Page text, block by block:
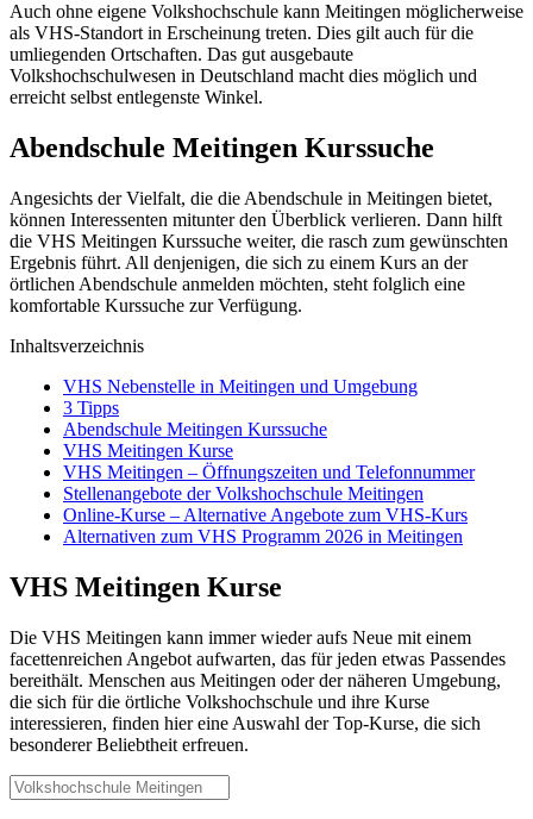
Auch ohne eigene Volkshochschule kann Meitingen möglicherweise
als VHS-Standort in Erscheinung treten. Dies gilt auch für die
umliegenden Ortschaften. Das gut ausgebaute
Volkshochschulwesen in Deutschland macht dies möglich und
erreicht selbst entlegenste Winkel.
Abendschule Meitingen Kurssuche
Angesichts der Vielfalt, die die Abendschule in Meitingen bietet,
können Interessenten mitunter den Überblick verlieren. Dann hilft
die VHS Meitingen Kurssuche weiter, die rasch zum gewünschten
Ergebnis führt. All denjenigen, die sich zu einem Kurs an der
örtlichen Abendschule anmelden möchten, steht folglich eine
komfortable Kurssuche zur Verfügung.
Inhaltsverzeichnis
VHS Nebenstelle in Meitingen und Umgebung
3 Tipps
Abendschule Meitingen Kurssuche
VHS Meitingen Kurse
VHS Meitingen – Öffnungszeiten und Telefonnummer
Stellenangebote der Volkshochschule Meitingen
Online-Kurse – Alternative Angebote zum VHS-Kurs
Alternativen zum VHS Programm 2026 in Meitingen
VHS Meitingen Kurse
Die VHS Meitingen kann immer wieder aufs Neue mit einem
facettenreichen Angebot aufwarten, das für jeden etwas Passendes
bereithält. Menschen aus Meitingen oder der näheren Umgebung,
die sich für die örtliche Volkshochschule und ihre Kurse
interessieren, finden hier eine Auswahl der Top-Kurse, die sich
besonderer Beliebtheit erfreuen.